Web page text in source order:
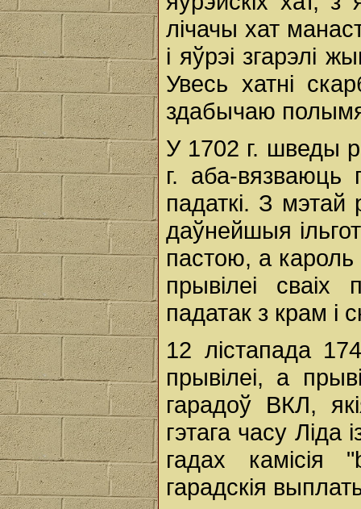
лічачы хат
і яўрэі згарэлі
Увесь хатні
здабычаю
У 1702 г. шведы
г. аба-вязваюць
падаткi. З мэтай
даўнейшыя
пастою, а
прывiлеi сваiх
падатак з крам i
12 лiстапада
прывiлеi, а
гарадоў ВКЛ,
гэтага часу Лiда
гадах камiсія
гарадскiя